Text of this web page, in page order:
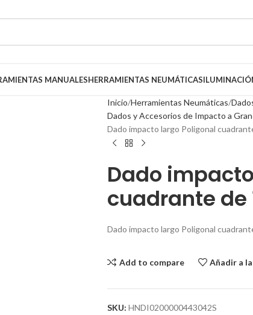
MANUALESHERRAMIENTAS NEUMÁTICAS
Inicio Herramientas Neumáticas
Dados y Accesorios de Impacto a
Dado impacto largo Poligonal
Dado
cuadrante de
Dado impacto largo Poligonal
Add to compare Añadir a
SKU: HNDI0200000443042S